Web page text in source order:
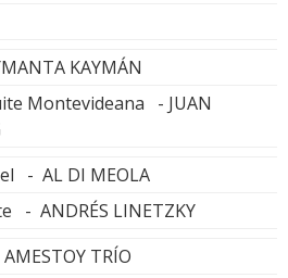
KAYMÁN
Montevideana - JUAN
- AL DI MEOLA
- ANDRÉS LINETZKY
TRÍO